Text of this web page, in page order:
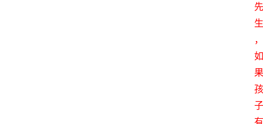
先
生
，
如
果
孩
子